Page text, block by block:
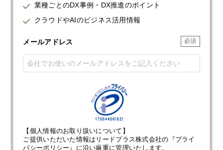
業種ごとのDX事例・DX推進のポイント
クラウドやAIのビジネス活用情報
メールアドレス
【個人情報のお取り扱いについて】
ご提供いただいた情報はリードプラス株式会社の『プライ
バシーポリシー』に沿い厳重に管理いたします。